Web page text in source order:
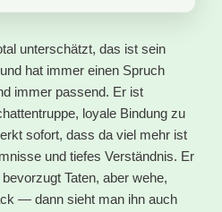
unterschätzt, das ist sein
hat immer einen Spruch
immer passend. Er ist
loyale Bindung zu
sofort, dass da viel mehr ist
und tiefes Verständnis. Er
Taten, aber wehe,
— dann sieht man ihn auch